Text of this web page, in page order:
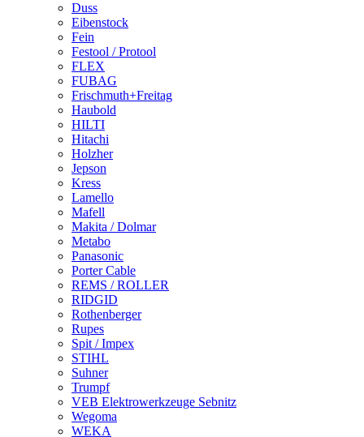
Duss
Eibenstock
Fein
Festool / Protool
FLEX
FUBAG
Frischmuth+Freitag
Haubold
HILTI
Hitachi
Holzher
Jepson
Kress
Lamello
Mafell
Makita / Dolmar
Metabo
Panasonic
Porter Cable
REMS / ROLLER
RIDGID
Rothenberger
Rupes
Spit / Impex
STIHL
Suhner
Trumpf
VEB Elektrowerkzeuge Sebnitz
Wegoma
WEKA